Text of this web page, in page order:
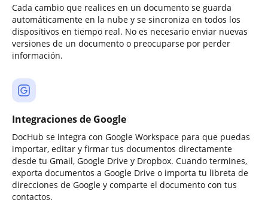
Cada cambio que realices en un documento se guarda
automáticamente en la nube y se sincroniza en todos los
dispositivos en tiempo real. No es necesario enviar nuevas
versiones de un documento o preocuparse por perder
información.
Integraciones de Google
DocHub se integra con Google Workspace para que puedas
importar, editar y firmar tus documentos directamente
desde tu Gmail, Google Drive y Dropbox. Cuando termines,
exporta documentos a Google Drive o importa tu libreta de
direcciones de Google y comparte el documento con tus
contactos.